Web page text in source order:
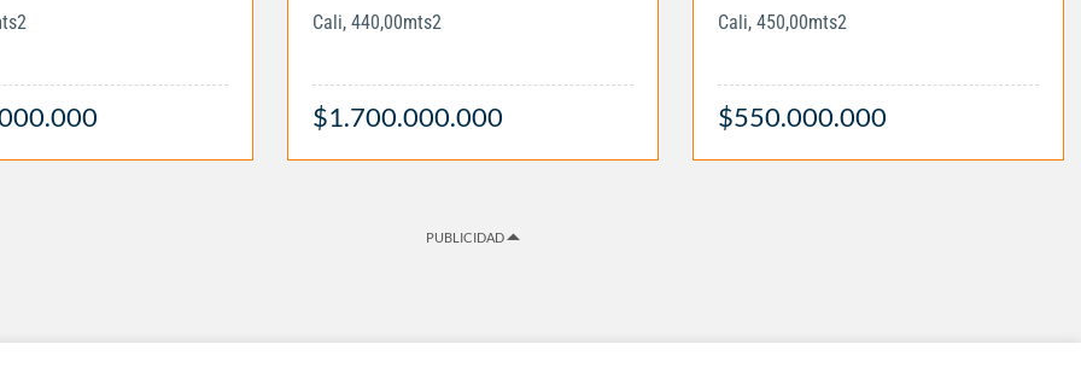
Cali, 440,00mts2
$1.700.000.000
Cali, 450,00mts2
$550.000.000
PUBLICIDAD